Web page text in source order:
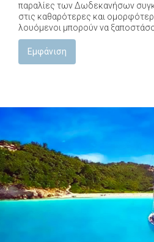
παραλίες των Δωδεκανήσων
στις καθαρότερες και
λουόμενοι μπορούν να
Εμφάνιση